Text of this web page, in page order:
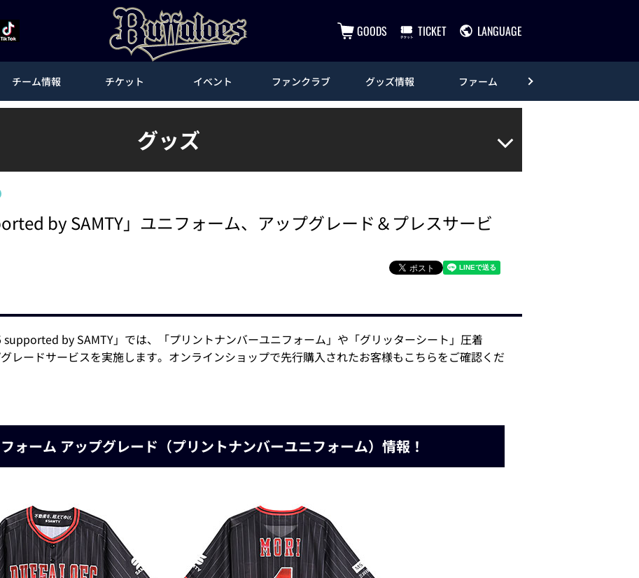
GOODS TICKET LANGUAGE
チーム情報 チケット イベント ファンクラブ グッズ情報 ファーム
グッズ
by SAMTY」ユニフォーム、アップグレード＆プレスサービ
supported by SAMTY」では、「プリントナンバーユニフォーム」や「グリッターシート」圧着
レードサービスを実施します。オンラインショップで先行購入されたお客様もこちらをご確認くだ
ォーム アップグレード（プリントナンバーユニフォーム）情報！